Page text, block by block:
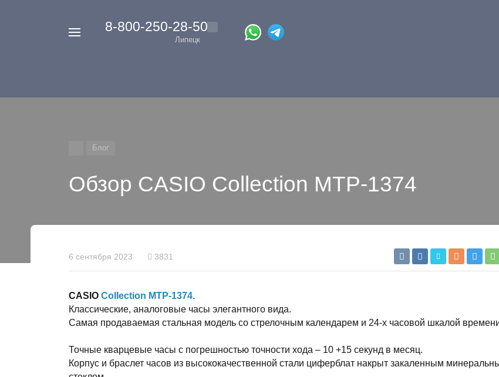
‭8-800-250-28-50
Липецк
Блог
Обзор CASIO Collection MTP-1374
6 сентября 2023 3831
CASIO Collection MTP-1374.
Классические, аналоговые часы элегантного вида.
Самая продаваемая стальная модель со стрелочным календарем и 24-х часовой шкалой
Точные кварцевые часы с погрешностью точности хода – 10 +15 секунд в месяц.
Корпус и браслет часов из высококачественной стали циферблат накрыт закаленным